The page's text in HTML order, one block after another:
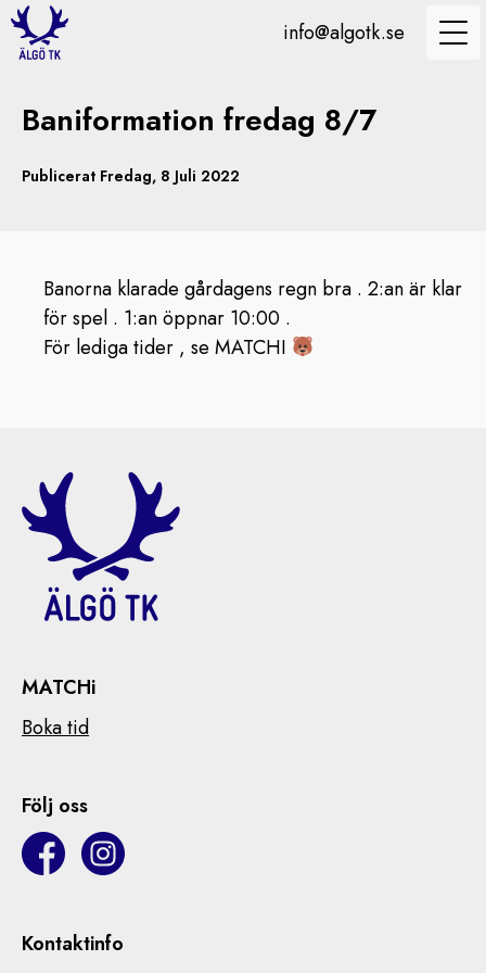
info@algotk.se
Baniformation fredag 8/7
Publicerat Fredag, 8 Juli 2022
Banorna klarade gårdagens regn bra . 2:an är klar
för spel . 1:an öppnar 10:00 .
För lediga tider , se MATCHI
MATCHi
Boka tid
Följ oss
Kontaktinfo